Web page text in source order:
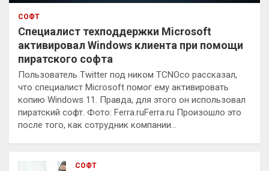
СОФТ
Специалист техподдержки Microsoft
активировал Windows клиента при помощи
пиратского софта
Пользователь Twitter под ником TCNOco рассказал,
что специалист Microsoft помог ему активировать
копию Windows 11. Правда, для этого он использовал
пиратский софт. Фото: Ferra.ruFerra.ru Произошло это
после того, как сотрудник компании…
СОФТ